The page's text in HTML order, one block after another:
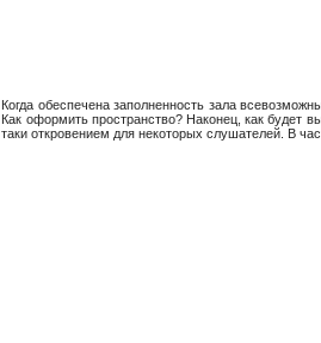
Когда обеспечена заполненность зала
Как оформить пространство? Наконец, как будет
таки откровением для некоторых слушателей. В